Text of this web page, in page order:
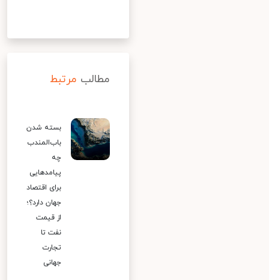
مطالب مرتبط
بسته شدن
باب‌المندب
چه
پیامدهایی
برای اقتصاد
جهان دارد؟؛
از قیمت
نفت تا
تجارت
جهانی